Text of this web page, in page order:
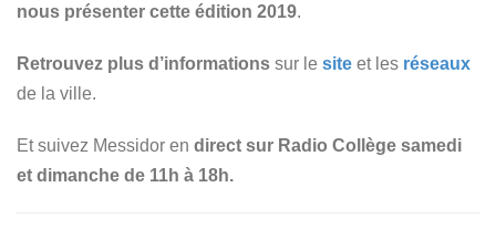
nous présenter cette édition 2019.
Retrouvez plus d’informations sur le site et les réseaux
de la ville.
Et suivez Messidor en direct sur Radio Collège samedi
et dimanche de 11h à 18h.